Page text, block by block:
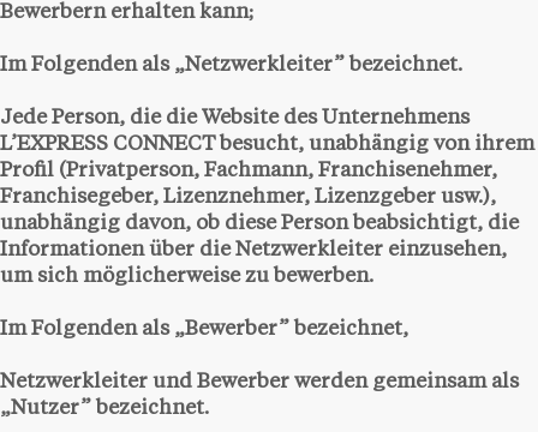
Bewerbern erhalten kann;
Im Folgenden als „Netzwerkleiter” bezeichnet.
Jede Person, die die Website des Unternehmens
L’EXPRESS CONNECT besucht, unabhängig von ihrem
Profil (Privatperson, Fachmann, Franchisenehmer,
Franchisegeber, Lizenznehmer, Lizenzgeber usw.),
unabhängig davon, ob diese Person beabsichtigt, die
Informationen über die Netzwerkleiter einzusehen,
um sich möglicherweise zu bewerben.
Im Folgenden als „Bewerber” bezeichnet,
Netzwerkleiter und Bewerber werden gemeinsam als
„Nutzer” bezeichnet.